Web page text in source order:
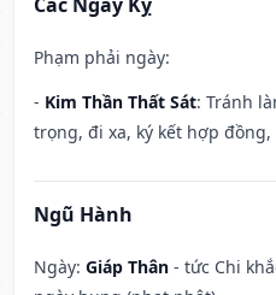
Phạm phải ngày:
- Kim Thần Thất Sát: Tránh
trọng, đi xa, ký kết hợp
Ngũ Hành
Ngày: Giáp Thân - tức Chi